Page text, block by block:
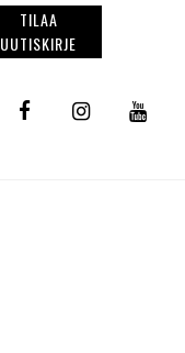
TILAA
UUTISKIRJE